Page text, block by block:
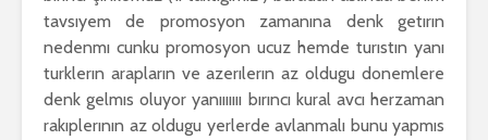
tavsıyem de promosyon zamanına denk getırın
nedenmı cunku promosyon ucuz hemde turıstın yanı
turklerın arapların ve azerılerın az oldugu donemlere
denk gelmıs oluyor yanııııııı bırıncı kural avcı herzaman
rakıplerının az oldugu yerlerde avlanmalı bunu yapmıs